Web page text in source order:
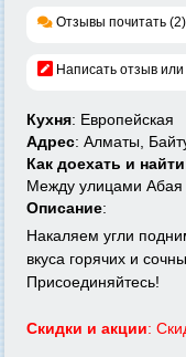
Отзывы почитать (2)
Написать отзыв
Кухня: Европейская
Адрес: Алматы,
Как доехать и найти
Между улицами Абая
Описание:
Накаляем угли
вкуса горячих и
Присоединяйтесь!
Скидки и акции: